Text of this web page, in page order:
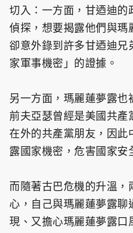
切入：一方面，甘迺迪的
偵探，想要揭露他們與瑪
卻意外錄到許多甘迺迪兄
家軍事機密」的證據。
另一方面，瑪麗蓮夢露也
前夫亞瑟曾經是美國共產
在外的共產黨朋友，因此
露國家機密，危害國家安
而隨著古巴危機的升溫
心，自己與瑪麗蓮夢露聊
現、又擔心瑪麗蓮夢露口